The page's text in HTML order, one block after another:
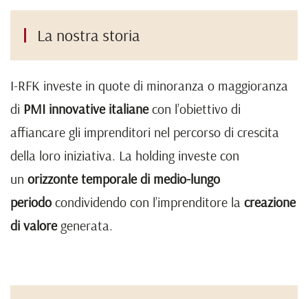
La nostra storia
I-RFK investe in quote di minoranza o maggioranza
di PMI innovative italianecon l’obiettivo di
affiancare gli imprenditori nel percorso di crescita
della loro iniziativa. La holding investe con
un orizzonte temporale di medio-lungo
periodo condividendo con l’imprenditore la creazione
di valoregenerata.